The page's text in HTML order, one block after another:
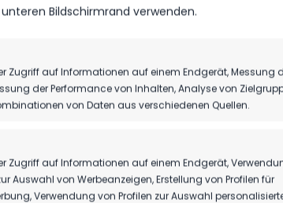
Bildschirmrand verwenden.
Zugriff auf Informationen auf einem Endgerät, Messung
der Performance von Inhalten, Analyse von
von Daten aus verschiedenen Quellen.
Zugriff auf Informationen auf einem Endgerät,
Auswahl von Werbeanzeigen, Erstellung von Profilen für
Verwendung von Profilen zur Auswahl
TICKETS
Eintrittspreise & Spieltag Nächste